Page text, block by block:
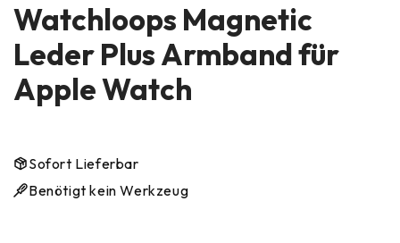
Watchloops Magnetic
Leder Plus Armband für
Apple Watch
Sofort Lieferbar
Benötigt kein Werkzeug